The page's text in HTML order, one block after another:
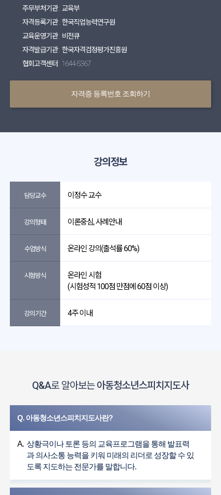
주무부처기관 : 교육부
자격등록기관 : 한국직업능력연구원
교육운영기관 : 비전큐
자격발급기관 : 한국자격검정평가진흥원
협회고객센터 : 1644-5367
자격증 등록번호 조회하기
강의정보
담당교수 이정수 교수
강의형태 이론중심, 사례안내
수업방식 온라인 강의(출석률 60%)
시험방식
온라인 시험
(시험성적 100점 만점에 60점 이상)
강의기간 4주 이내
Q&A로 알아보는아동청소년스피치지도사
Q. 아동청소년스피치지도사란?
A. 상황극이나 토론 등의 교육프로그램을 통해 발표력
과 의사소통 능력을 키워 미래의 리더로 성장할 수 있
도록 지도하는 전문가를 말합니다.